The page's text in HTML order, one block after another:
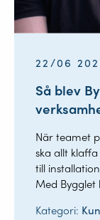
22/06
Så blev
När teamet
ska allt
till
Med
Kategori: